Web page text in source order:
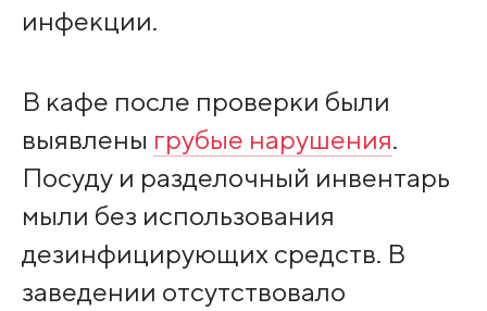
инфекции.
В кафе после проверки были
выявлены грубые нарушения.
Посуду и разделочный инвентарь
мыли без использования
дезинфицирующих средств. В
заведении отсутствовало